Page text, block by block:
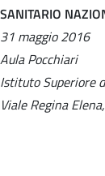
SANITARIO
31 maggio 2016
Aula Pocchiari
Istituto Superiore
Viale Regina